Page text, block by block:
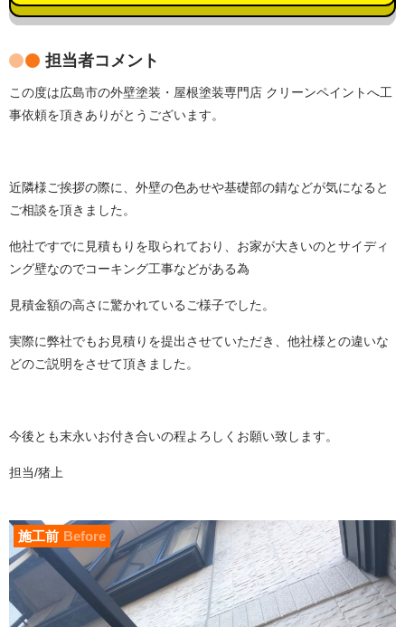
担当者コメント
この度は広島市の外壁塗装・屋根塗装専門店 クリーンペイントへ工
事依頼を頂きありがとうございます。
近隣様ご挨拶の際に、外壁の色あせや基礎部の錆などが気になると
ご相談を頂きました。
他社ですでに見積もりを取られており、お家が大きいのとサイディ
ング壁なのでコーキング工事などがある為
見積金額の高さに驚かれているご様子でした。
実際に弊社でもお見積りを提出させていただき、他社様との違いな
どのご説明をさせて頂きました。
今後とも末永いお付き合いの程よろしくお願い致します。
担当/猪上
施工前 Before